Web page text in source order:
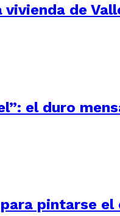
vivienda de
el duro
pintarse